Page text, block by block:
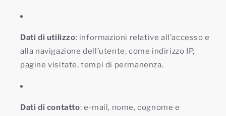
Dati di utilizzo: informazioni relative all’accesso e
alla navigazione dell’utente, come indirizzo IP,
pagine visitate, tempi di permanenza.
Dati di contatto: e-mail, nome, cognome e